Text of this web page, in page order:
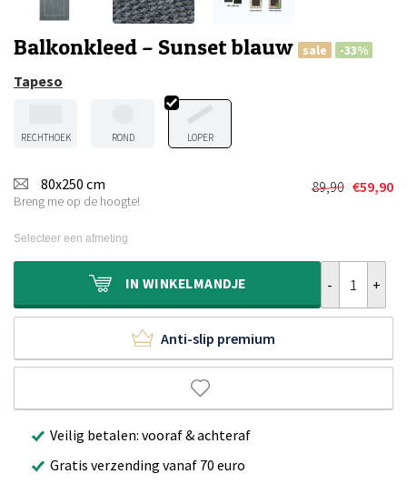
Balkonkleed – Sunset blauw sale -33%
Tapeso
RECHTHOEK ROND LOPER
80x250 cm
Breng me op de hoogte!
89,90 €59,90
Huidige
Selecteer een afmeting
IN WINKELMANDJE
Anti-slip premium
Veilig betalen: vooraf & achteraf
Gratis verzending vanaf 70 euro